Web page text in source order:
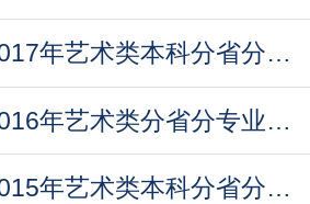
太原理工大学2017年艺术类本科分省分专业招生计划
太原理工大学2016年艺术类分省分专业招生计划
太原理工大学2015年艺术类本科分省分专业招生计划